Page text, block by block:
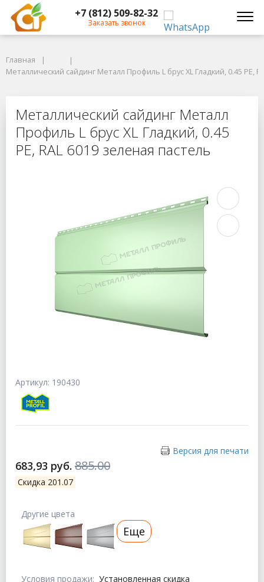
+7 (812) 509-82-32
Заказать звонок
Металлический сайдинг Металл Профиль L брус XL Гладкий, 0.45 PE,
Металлический сайдинг Металл
Главная
Металлический сайдинг Металл Профиль L брус XL Гладкий, 0.45 PE,
Металлический сайдинг Металл
Профиль L брус XL Гладкий, 0.45
PE, RAL 6019 зеленая пастель
Артикул: 190430
Версия для печати
683,93 руб. 885.00
Скидка 201.07
Условия продажи: Установленная скидка
Другие цвета
Еще